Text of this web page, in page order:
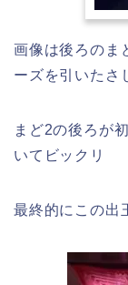
画像は後ろのま
ーズを引いたさ
まど2の後ろが
いてビックリ
最終的にこの出